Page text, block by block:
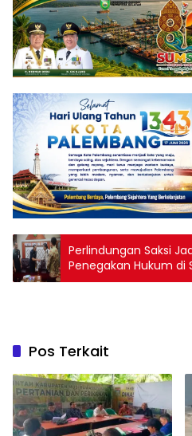
Perlindungan Saksi
Penegakan Hukum di
Pos Terkait